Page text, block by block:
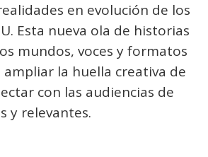
en evolución de los
Esta nueva ola de historias
mundos, voces y formatos
la huella creativa de
con las audiencias de
y relevantes.